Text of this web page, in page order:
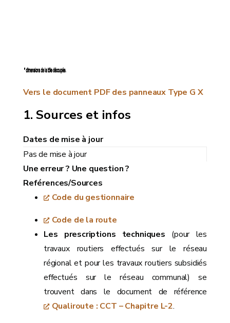
Vers le document PDF des panneaux Type G X
Sources et infos
Dates de mise à jour
Pas de mise à jour
Une erreur ? Une question ?
Reférences/Sources
Code du gestionnaire
Code de la route
Les prescriptions techniques (pour les
travaux routiers effectués sur le réseau
régional et pour les travaux routiers subsidiés
effectués sur le réseau communal) se
trouvent dans le document de référence
Qualiroute : CCT – Chapitre L-2.